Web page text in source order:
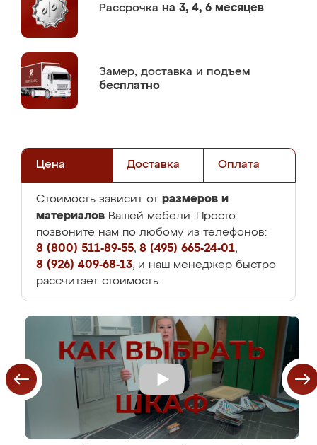
Рассрочка на 3, 4, 6 месяцев
Замер, доставка и подъем
бесплатно
Цена Доставка Оплата
Стоимость зависит от размеров и
материалов Вашей мебели. Просто
позвоните нам по любому из телефонов:
8 (800) 511-89-55, 8 (495) 665-24-01,
8 (926) 409-68-13, и наш менеджер быстро
рассчитает стоимость.